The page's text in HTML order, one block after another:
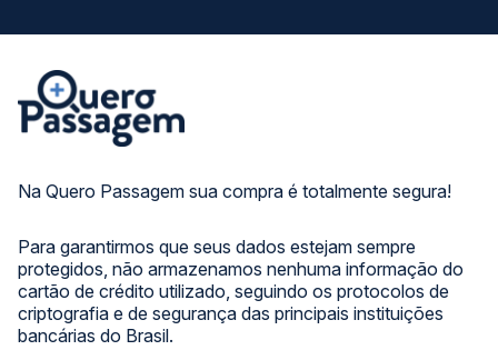
Na Quero Passagem sua compra é totalmente segura!
Para garantirmos que seus dados estejam sempre
protegidos, não armazenamos nenhuma informação do
cartão de crédito utilizado, seguindo os protocolos de
criptografia e de segurança das principais instituições
bancárias do Brasil.